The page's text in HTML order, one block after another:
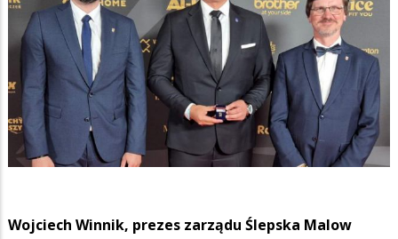
Wojciech Winnik, prezes zarządu Ślepska Malow